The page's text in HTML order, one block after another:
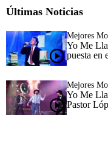
Últimas Noticias
Mejores
Yo Me
puesta en
Mejores
Yo Me
Pastor